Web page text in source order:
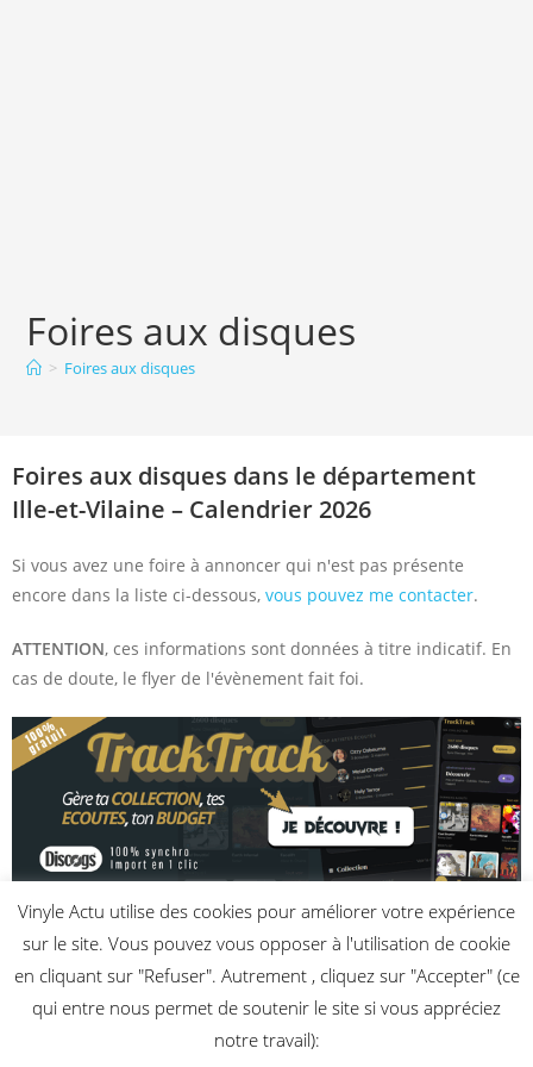
Foires aux disques
> Foires aux disques
Foires aux disques dans le département
Ille-et-Vilaine – Calendrier 2026
Si vous avez une foire à annoncer qui n'est pas présente
encore dans la liste ci-dessous, vous pouvez me contacter.
ATTENTION, ces informations sont données à titre indicatif. En
cas de doute, le flyer de l'évènement fait foi.
Aucune foire aux disques à venir n’a encore été enregistrée.
Vinyle Actu utilise des cookies pour améliorer votre expérience
sur le site. Vous pouvez vous opposer à l'utilisation de cookie
en cliquant sur "Refuser". Autrement , cliquez sur "Accepter" (ce
qui entre nous permet de soutenir le site si vous appréciez
notre travail):